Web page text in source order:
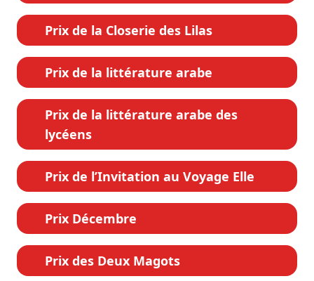
Prix de la Closerie des Lilas
Prix de la littérature arabe
Prix de la littérature arabe des
lycéens
Prix de l’Invitation au Voyage Elle
Prix Décembre
Prix des Deux Magots